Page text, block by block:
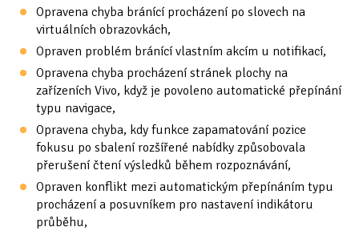
Opravena chyba bránící procházení po slovech na
virtuálních obrazovkách,
Opraven problém bránící vlastním akcím u notifikací,
Opravena chyba procházení stránek plochy na
zařízeních Vivo, když je povoleno automatické přepínání
typu navigace,
Opravena chyba, kdy funkce zapamatování pozice
fokusu po sbalení rozšířené nabídky způsobovala
přerušení čtení výsledků během rozpoznávání,
Opraven konflikt mezi automatickým přepínáním typu
procházení a posuvníkem pro nastavení indikátoru
průběhu,